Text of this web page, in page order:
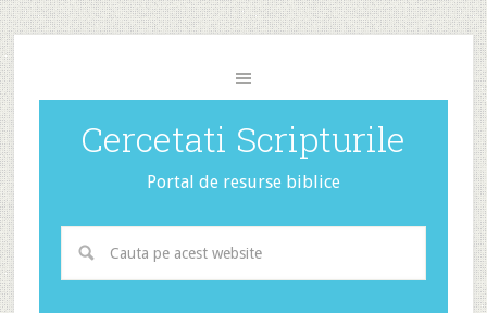
Cercetati Scripturile
Portal de resurse biblice